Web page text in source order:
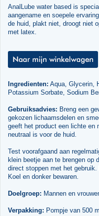
AnalLube water based is
aangename en soepele
de huid, plakt niet, droogt niet
met latex.
Ingredienten: Aqua, Glycerin,
Potassium Sorbate, Sodium
Gebruiksadvies: Breng een
gekozen lichaamsdelen en
geeft het product een lichte en
neutraal is voor de huid.
Test voorafgaand aan
klein beetje aan te brengen op
direct stoppen met het
Koel en donker bewaren.
Doelgroep: Mannen en
Verpakking: Pompje van 500 ml